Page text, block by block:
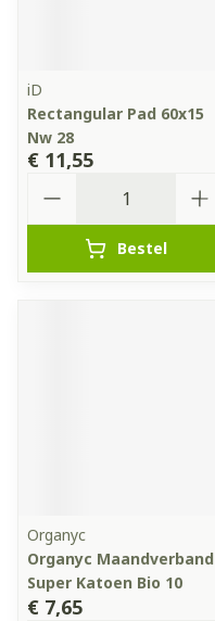
iD
Rectangular Pad 60x15
Nw 28
€ 11,55
Bestel
Organyc
Organyc Maandverband
Super Katoen Bio 10
€ 7,65